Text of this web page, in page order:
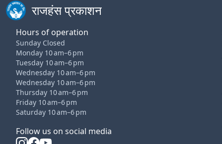
राजहंस प्रकाशन
Hours of operation
Sunday Closed
Monday 10 am–6 pm
Tuesday 10 am–6 pm
Wednesday 10 am–6 pm
Wednesday 10 am–6 pm
Thursday 10 am–6 pm
Friday 10 am–6 pm
Saturday 10 am–6 pm
Follow us on social media